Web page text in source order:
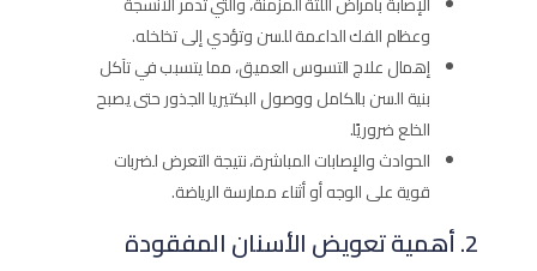
وعظام الفك الداعمة للسن وتؤدي إلى تخلخله.
إهمال علاج التسوس العميق، مما يتسبب في تآكل
بنية السن بالكامل ووصول البكتيريا الجذور حتى يصبح
الخلع ضروريًا.
الحوادث والإصابات المباشرة، نتيجة التعرض لضربات
قوية على الوجه أو أثناء ممارسة الرياضة.
2. أهمية تعويض الأسنان المفقودة